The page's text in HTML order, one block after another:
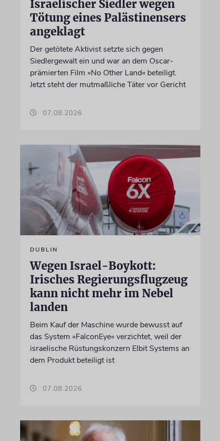
Israelischer Siedler wegen
Tötung eines Palästinensers
angeklagt
Der getötete Aktivist setzte sich gegen
Siedlergewalt ein und war an dem Oscar-
prämierten Film »No Other Land« beteiligt.
Jetzt steht der mutmaßliche Täter vor Gericht
07.08.2026
DUBLIN
Wegen Israel-Boykott:
Irisches Regierungsflugzeug
kann nicht mehr im Nebel
landen
Beim Kauf der Maschine wurde bewusst auf
das System »FalconEye« verzichtet, weil der
israelische Rüstungskonzern Elbit Systems an
dem Produkt beteiligt ist
07.08.2026